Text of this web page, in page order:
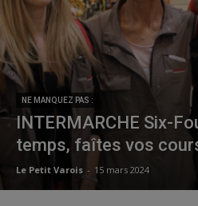
NE MANQUEZ PAS :
INTERMARCHE Six-
temps, faîtes vos
Le Petit Varois - 15 mars 2024